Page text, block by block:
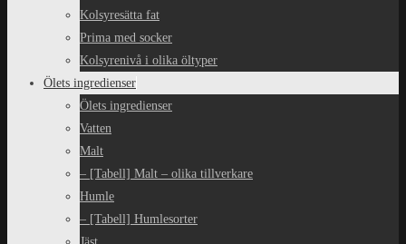
Kolsyresätta fat
Prima med socker
Kolsyrenivå i olika öltyper
Ölets ingredienser
Ölets ingredienser
Vatten
Malt
– [Tabell] Malt – olika tillverkare
Humle
– [Tabell] Humlesorter